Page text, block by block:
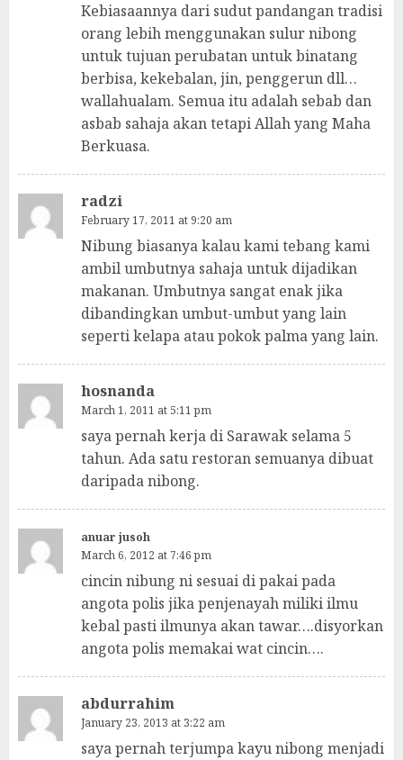
Kebiasaannya dari sudut pandangan tradisi
orang lebih menggunakan sulur nibong
untuk tujuan perubatan untuk binatang
berbisa, kekebalan, jin, penggerun dll…
wallahualam. Semua itu adalah sebab dan
asbab sahaja akan tetapi Allah yang Maha
Berkuasa.
radzi
February 17, 2011 at 9:20 am
Nibung biasanya kalau kami tebang kami
ambil umbutnya sahaja untuk dijadikan
makanan. Umbutnya sangat enak jika
dibandingkan umbut-umbut yang lain
seperti kelapa atau pokok palma yang lain.
hosnanda
March 1, 2011 at 5:11 pm
saya pernah kerja di Sarawak selama 5
tahun. Ada satu restoran semuanya dibuat
daripada nibong.
anuar jusoh
March 6, 2012 at 7:46 pm
cincin nibung ni sesuai di pakai pada
angota polis jika penjenayah miliki ilmu
kebal pasti ilmunya akan tawar….disyorkan
angota polis memakai wat cincin….
abdurrahim
January 23, 2013 at 3:22 am
saya pernah terjumpa kayu nibong menjadi